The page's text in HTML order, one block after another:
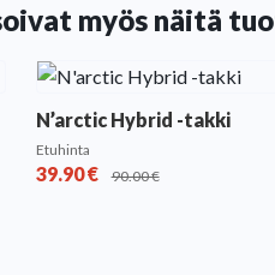
myös näitä
N’arctic Hybrid -takki
Etuhinta
39.90€ 90.00€